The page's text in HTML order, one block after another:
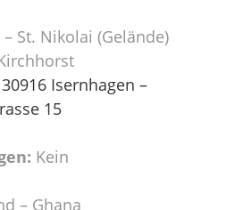
St. Nikolai (Gelände)
Isernhagen –
15
Kein
– Ghana